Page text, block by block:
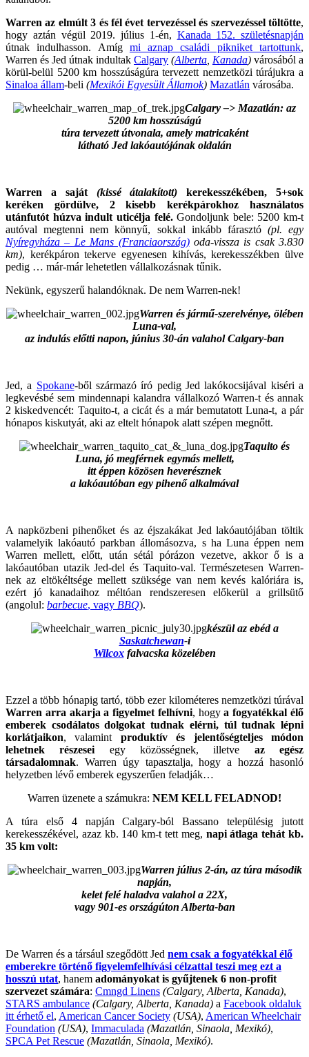
Warren az elmúlt 3 és fél évet tervezéssel és szervezéssel töltötte,
hogy aztán végül 2019. július 1-én, Kanada 152. születésnapján
útnak indulhasson. Amíg mi aznap családi pikniket tartottunk,
Warren és Jed útnak indultak Calgary (Alberta Kanada) városából a
körül-belül 5200 km hosszúságúra tervezett nemzetközi túrájukra a
Sinaloa állam-beli (Mexikói Egyesült Államok) Mazatlán városába.
Calgary –> Mazatlán: az
5200 km hosszúságú
túra tervezett útvonala, amely matricaként
látható Jed lakóautójának oldalán
Warren a saját (kissé átalakított) kerekesszékében, 5+sok
keréken gördülve, 2 kisebb kerékpárokhoz használatos
utánfutót húzva indult uticélja felé.Gondoljunk bele: 5200 km-t
autóval megtenni nem könnyű, sokkal inkább fárasztó (pl. egy
Nyíregyháza – Le Mans (Franciaország)oda-vissza is csak 3.830
km), kerékpáron tekerve egyenesen kihívás, kerekesszékben ülve
pedig … már-már lehetetlen vállalkozásnak tűnik.
Nekünk, egyszerű halandóknak. De nem Warren-nek!
Warren és jármű-szerelvénye, ölében
Luna-val,
az indulás előtti napon, június 30-án valahol Calgary-ban
Jed, a Spokane-ből származó író pedig Jed lakókocsijával kiséri a
legkevésbé sem mindennapi kalandra vállalkozó Warren-t és annak
2 kiskedvencét: Taquito-t, a cicát és a már bemutatott Luna-t, a pár
hónapos kiskutyát, aki az eltelt hónapok alatt szépen megnőtt.
Taquito és
Luna, jó megférnek egymás mellett,
itt éppen közösen heverésznek
a lakóautóban egy pihenő alkalmával
A napközbeni pihenőket és az éjszakákat Jed lakóautójában töltik
valamelyik lakóautó parkban állomásozva, s ha Luna éppen nem
Warren mellett, előtt, után sétál pórázon vezetve, akkor ő is a
lakóautóban utazik Jed-del és Taquito-val. Természetesen Warren-
nek az eltökéltsége mellett szüksége van nem kevés kalóriára is,
ezért jó kanadaihoz méltóan rendszeresen előkerül a grillsütő
(angolul: barbecue, vagy BBQ).
készül az ebéd a
Saskatchewan-i
Wilcoxfalvacska közelében
Ezzel a több hónapig tartó, több ezer kilométeres nemzetközi túrával
Warren arra akarja a figyelmet felhívni, hogya fogyatékkal élő
emberek csodálatos dolgokat tudnak elérni, túl tudnak lépni
korlátjaikon, valamint produktív és jelentőségteljes módon
lehetnek részesei egy közösségnek, illetve az egész
társadalomnak. Warren úgy tapasztalja, hogy a hozzá hasonló
helyzetben lévő emberek egyszerűen feladják…
Warren üzenete a számukra: NEM KELL FELADNOD!
A túra első 4 napján Calgary-ból Bassano településig jutott
kerekesszékével, azaz kb. 140 km-t tett meg, napi átlaga tehát kb.
35 km volt:
Warren július 2-án, az túra második
napján,
kelet felé haladva valahol a 22X,
vagy 901-es országúton Alberta-ban
De Warren és a társául szegődött Jed nem csak a fogyatékkal élő
emberekre történő figyelemfelhívási célzattal teszi meg ezt a
hosszú utat, hanem adományokat is gyűjtenek 6 non-profit
szervezet számára: Cmngd Linens (Calgary, Alberta, Kanada),
STARS ambulance (Calgary, Alberta, Kanada) a Facebook oldaluk
itt érhető el, American Cancer Society (USA), American Wheelchair
Foundation (USA), Immaculada (Mazatlán, Sinaola, Mexikó),
SPCA Pet Rescue (Mazatlán, Sinaola, Mexikó).